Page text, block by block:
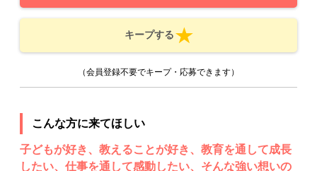
キープする
（会員登録不要でキープ・応募できます）
こんな方に来てほしい
子どもが好き、教えることが好き、教育を通して成長
したい、仕事を通して感動したい、そんな強い想いの